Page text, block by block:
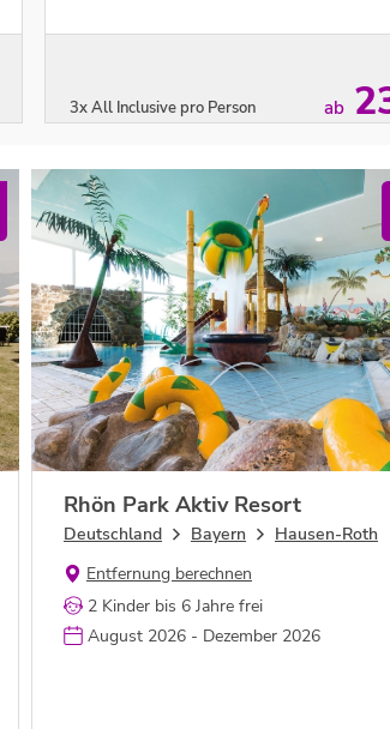
3x All Inclusive pro Person ab
Zum Angebot
Rhön Park Aktiv Resort
Deutschland Bayern
Hausen-Roth
Entfernung berechnen
2 Kinder bis 6 Jahre frei
August 2026 - Dezember 2026